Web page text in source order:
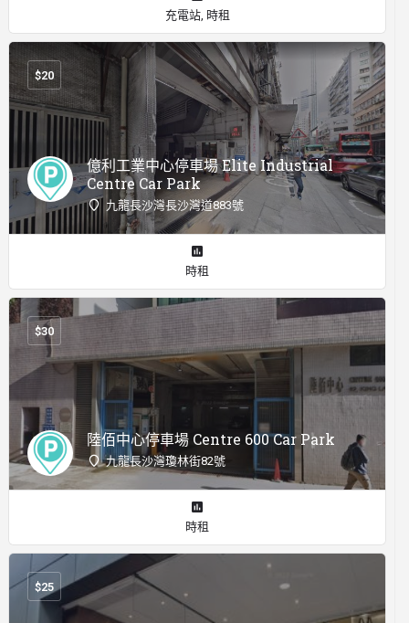
充電站, 時租
億利工業中心停車場 Elite Industrial
Centre Car Park
九龍長沙灣長沙灣道883號
$20
時租
陸佰中心停車場 Centre 600 Car Park
九龍長沙灣瓊林街82號
$30
時租
$25